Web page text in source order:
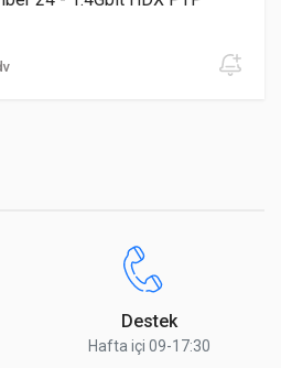
Destek
Hafta içi 09-17:30